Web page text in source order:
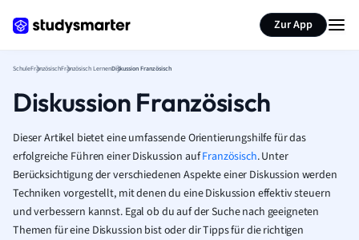
Zur App
SchuleFranzösischFranzösisch LernenDiskussion Französisch
Diskussion Französisch
Dieser Artikel bietet eine umfassende Orientierungshilfe für das
erfolgreiche Führen einer Diskussion aufFranzösisch. Unter
Berücksichtigung der verschiedenen Aspekte einer Diskussion werden
Techniken vorgestellt, mit denen du eine Diskussion effektiv steuern
und verbessern kannst. Egal ob du auf der Suche nach geeigneten
Themen für eine Diskussion bist oder dir Tipps für die richtigen
Seite zusammenfassen